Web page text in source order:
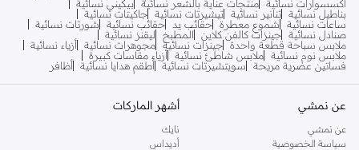
اكسسوارات نسائية منتجات عناية بالشعر نسائية بيكيني نسائية
بناطيل نسائية تنانير نسائية تيشيرتات نسائية جاكيتات نسائية
ساعات نسائية
شموع معطرة حقائب يد حقائب نسائية
شورتات نسائية
صنادل نسائية جينزات كالفن كلاين المطبخ
ليقنز نسائية
ملابس سباحة قطعة واحدة جينزات نسائية مجوهرات نسائية أزياء نسائية
ملابس نوم نسائية ملابس شاطئ نسائية أزياء مقاسات كبيرة
فساتين عصرية مريحة
سويتشيرتات نسائية أطقم هدايا نسائية أظافر
عن نمشي
عن نمشي
سياسة الخصوصية
أشهر الماركات
نايك
أديداس